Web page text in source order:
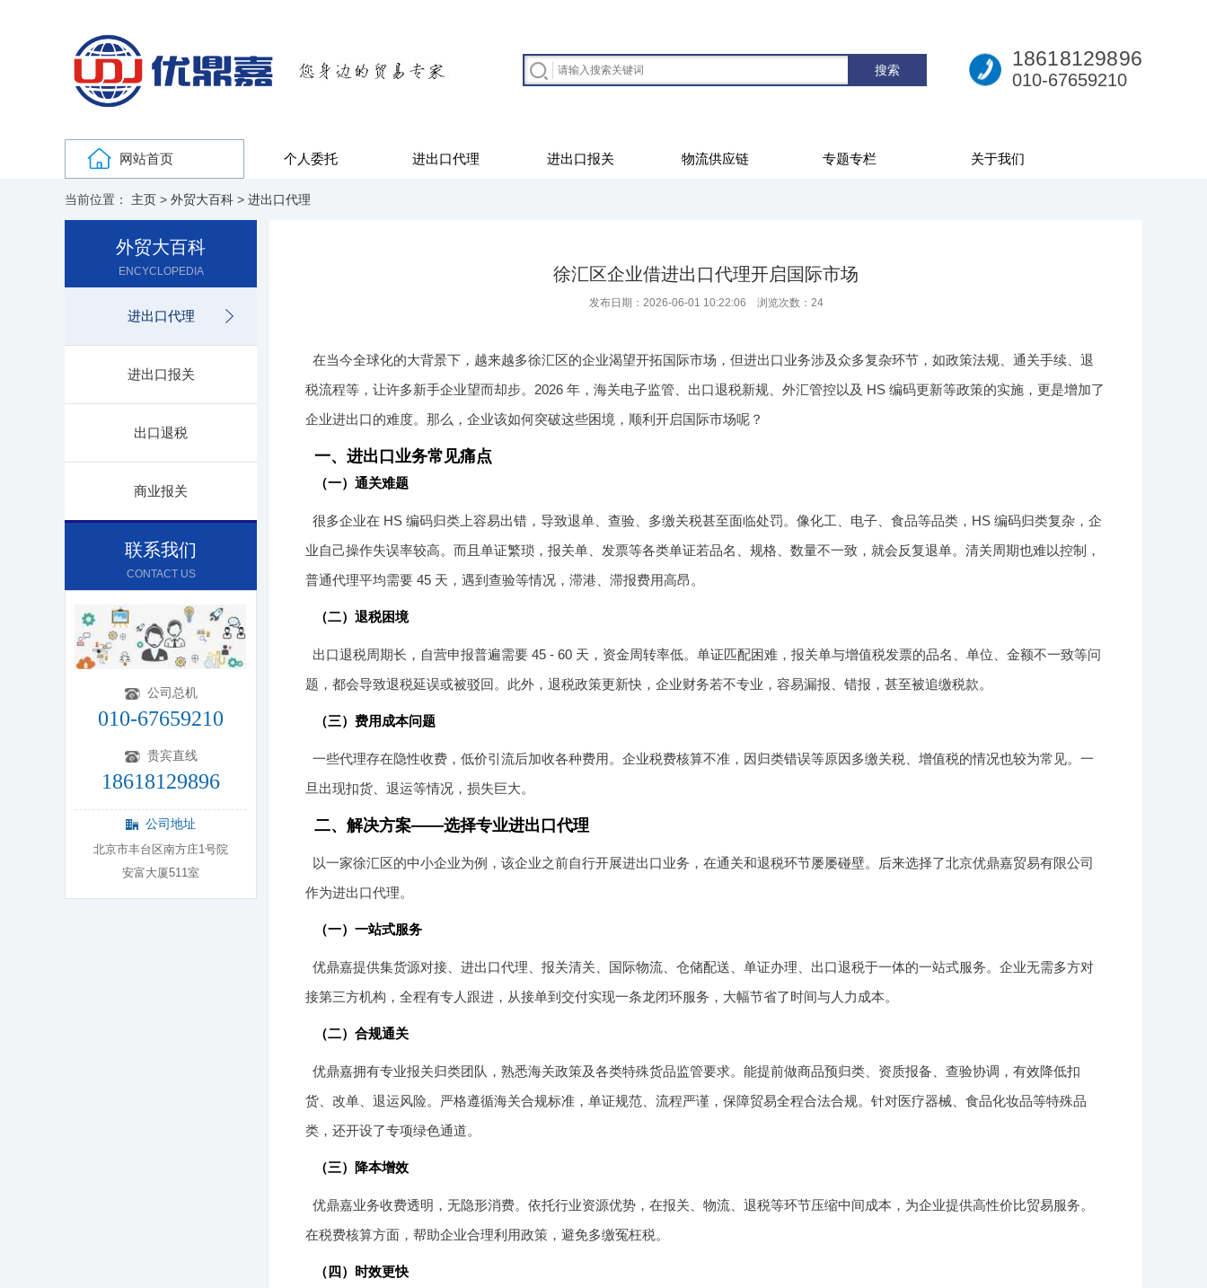
18618129896
010-67659210
网站首页 个人委托 进出口代理 进出口报关 物流供应链 专题专栏 关于我们
当前位置： 主页 > 外贸大百科 > 进出口代理
外贸大百科
ENCYCLOPEDIA
进出口代理
进出口报关
出口退税
商业报关
联系我们
CONTACT US
公司总机
010-67659210
贵宾直线
18618129896
公司地址
北京市丰台区南方庄1号院
安富大厦511室
徐汇区企业借进出口代理开启国际市场
发布日期：2026-06-01 10:22:06 浏览次数： 24
在当今全球化的大背景下，越来越多徐汇区的企业渴望开拓国际市场，但进出口业务涉及众多复杂环节，如政策法规、通关手续、退
税流程等，让许多新手企业望而却步。2026 年，海关电子监管、出口退税新规、外汇管控以及 HS 编码更新等政策的实施，更是增加了
企业进出口的难度。那么，企业该如何突破这些困境，顺利开启国际市场呢？
一、进出口业务常见痛点
（一）通关难题
很多企业在 HS 编码归类上容易出错，导致退单、查验、多缴关税甚至面临处罚。像化工、电子、食品等品类，HS 编码归类复杂，企
业自己操作失误率较高。而且单证繁琐，报关单、发票等各类单证若品名、规格、数量不一致，就会反复退单。清关周期也难以控制，
普通代理平均需要 45 天，遇到查验等情况，滞港、滞报费用高昂。
（二）退税困境
出口退税周期长，自营申报普遍需要 45 - 60 天，资金周转率低。单证匹配困难，报关单与增值税发票的品名、单位、金额不一致等问
题，都会导致退税延误或被驳回。此外，退税政策更新快，企业财务若不专业，容易漏报、错报，甚至被追缴税款。
（三）费用成本问题
一些代理存在隐性收费，低价引流后加收各种费用。企业税费核算不准，因归类错误等原因多缴关税、增值税的情况也较为常见。一
旦出现扣货、退运等情况，损失巨大。
二、解决方案——选择专业进出口代理
以一家徐汇区的中小企业为例，该企业之前自行开展进出口业务，在通关和退税环节屡屡碰壁。后来选择了北京优鼎嘉贸易有限公司
作为进出口代理。
（一）一站式服务
优鼎嘉提供集货源对接、进出口代理、报关清关、国际物流、仓储配送、单证办理、出口退税于一体的一站式服务。企业无需多方对
接第三方机构，全程有专人跟进，从接单到交付实现一条龙闭环服务，大幅节省了时间与人力成本。
（二）合规通关
优鼎嘉拥有专业报关归类团队，熟悉海关政策及各类特殊货品监管要求。能提前做商品预归类、资质报备、查验协调，有效降低扣
货、改单、退运风险。严格遵循海关合规标准，单证规范、流程严谨，保障贸易全程合法合规。针对医疗器械、食品化妆品等特殊品
类，还开设了专项绿色通道。
（三）降本增效
优鼎嘉业务收费透明，无隐形消费。依托行业资源优势，在报关、物流、退税等环节压缩中间成本，为企业提供高性价比贸易服务。
在税费核算方面，帮助企业合理利用政策，避免多缴冤枉税。
（四）时效更快